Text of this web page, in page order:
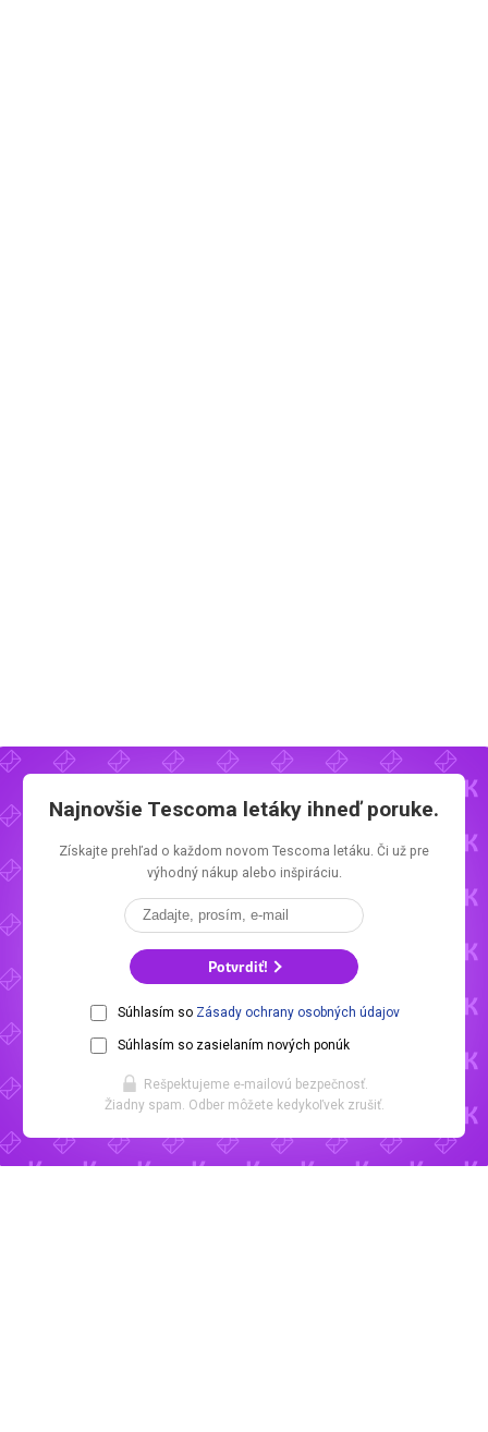
Najnovšie Tescoma letáky ihneď poruke.
Získajte prehľad o každom novom Tescoma letáku. Či už pre
výhodný nákup alebo inšpiráciu.
Potvrdiť!
Súhlasím so Zásady ochrany osobných údajov
Súhlasím so zasielaním nových ponúk
Rešpektujeme e-mailovú bezpečnosť.
Žiadny spam. Odber môžete kedykoľvek zrušiť.